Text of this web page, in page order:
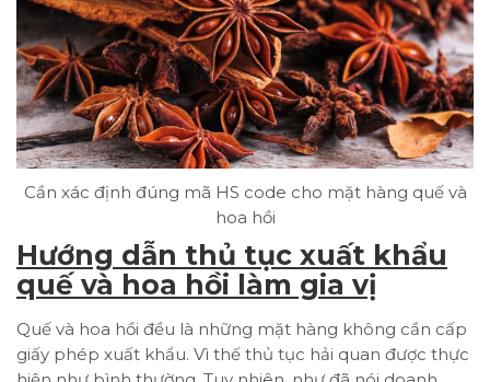
Cần xác định đúng mã HS code cho mặt hàng quế và
hoa hồi
Hướng dẫn thủ tục xuất khẩu
quế và hoa hồi làm gia vị
Quế và hoa hồi đều là những mặt hàng không cần cấp
giấy phép xuất khẩu. Vì thế thủ tục hải quan được thực